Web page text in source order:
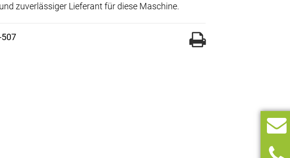
zuverlässiger Lieferant für diese Maschine.